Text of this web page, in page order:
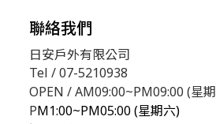
聯絡我們
日安戶外有限公司
Tel / 07-5210938
OPEN / AM09:00~PM09:00 (星
PM1:00~PM05:00 (星期六)